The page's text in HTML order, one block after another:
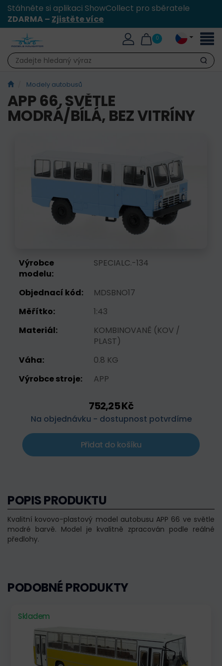
Stáhněte si aplikaci ShowCollect pro sběratele
ZDARMA – Zjistěte více
0
Hledat
Modely autobusů
APP 66, SVĚTLE
MODRÁ/BÍLÁ, BEZ VITRÍNY
Výrobce
modelu:
SPECIALC.-134
Objednací kód:
MDSBNO17
Měřítko:
1:43
Materiál:
KOMBINOVANĚ (KOV /
PLAST)
Váha:
0.8 KG
Výrobce stroje:
APP
752,25 Kč
Na objednávku - dostupnost potvrdíme
Přidat do košíku
POPIS PRODUKTU
Kvalitní kovovo-plastový model autobusu APP 66 ve světle
modré barvě. Model je kvalitně zpracován podle reálné
předlohy.
PODOBNÉ PRODUKTY
Skladem